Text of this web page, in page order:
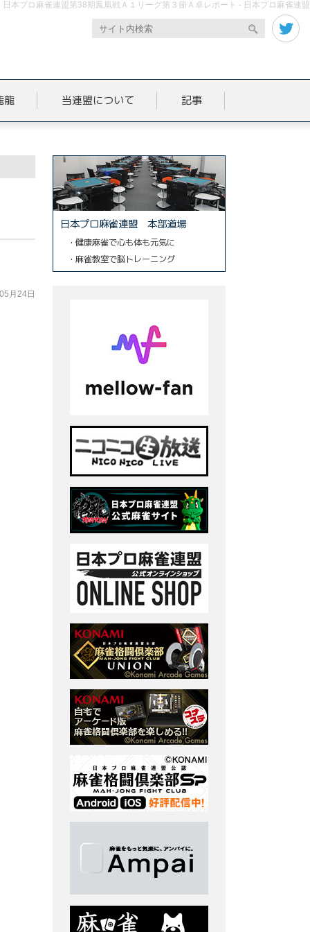
日本プロ麻雀連盟第38期鳳凰戦Ａ１リーグ第３節Ａ卓レポート - 日本プロ麻雀連盟
龍 当連盟について 記事
月24日
日本プロ麻雀連盟 本部道場
・健康麻雀で心も体も元気に
・麻雀教室で脳トレーニング